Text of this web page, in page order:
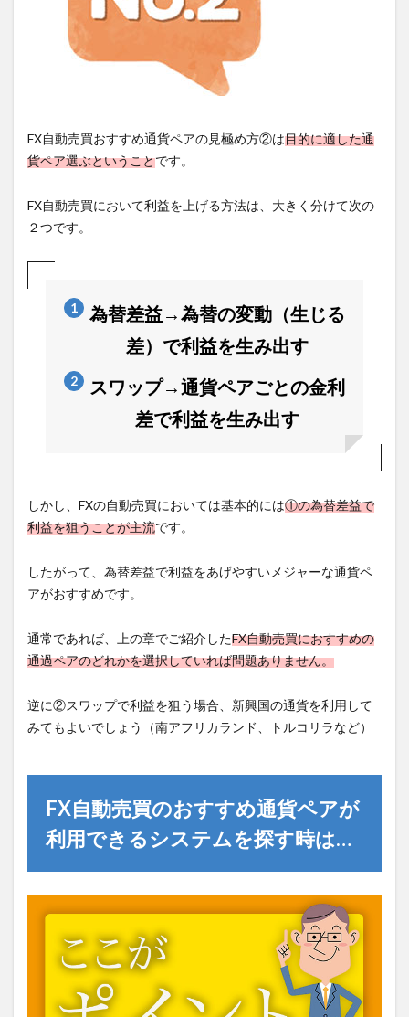
FX自動売買おすすめ通貨ペアの見極め方②は目的に適した通
貨ペア選ぶということです。
FX自動売買において利益を上げる方法は、大きく分けて次の
２つです。
為替差益→為替の変動（生じる
差）で利益を生み出す
スワップ→通貨ペアごとの金利
差で利益を生み出す
しかし、FXの自動売買においては基本的には①の為替差益で
利益を狙うことが主流です。
したがって、為替差益で利益をあげやすいメジャーな通貨ペ
アがおすすめです。
通常であれば、上の章でご紹介したFX自動売買におすすめの
通過ペアのどれかを選択していれば問題ありません。
逆に②スワップで利益を狙う場合、新興国の通貨を利用して
みてもよいでしょう（南アフリカランド、トルコリラなど）
FX自動売買のおすすめ通貨ペアが
利用できるシステムを探す時は…